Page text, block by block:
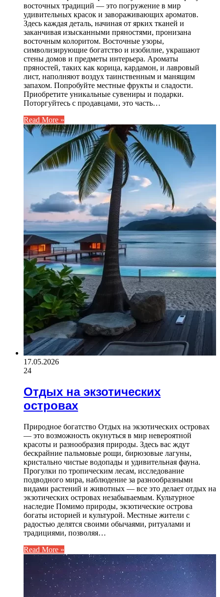
восточных традиций — это погружение в мир
удивительных красок и завораживающих ароматов.
Здесь каждая деталь, начиная от ярких тканей и
заканчивая изысканными пряностями, пронизана
восточным колоритом. Восточные узоры,
символизирующие богатство и изобилие, украшают
стены домов и предметы интерьера. Ароматы
пряностей, таких как корица, кардамон, и лавровый
лист, наполняют воздух таинственным и манящим
запахом. Попробуйте местные фрукты и сладости.
Приобретите уникальные сувениры и подарки.
Поторгуйтесь с продавцами, это часть…
Read More »
17.05.2026
24
Отдых на экзотических
островах
Природное богатство Отдых на экзотических островах
— это возможность окунуться в мир невероятной
красоты и разнообразия природы. Здесь вас ждут
бескрайние пальмовые рощи, бирюзовые лагуны,
кристально чистые водопады и удивительная фауна.
Прогулки по тропическим лесам, исследование
подводного мира, наблюдение за разнообразными
видами растений и животных — все это делает отдых на
экзотических островах незабываемым. Культурное
наследие Помимо природы, экзотические острова
богаты историей и культурой. Местные жители с
радостью делятся своими обычаями, ритуалами и
традициями, позволяя…
Read More »